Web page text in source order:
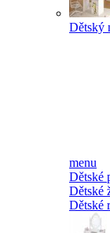
Dětský
menu
Dětské
Dětské
Dětské